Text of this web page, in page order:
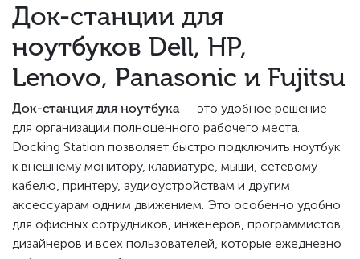
Док-станции для
ноутбуков Dell, HP,
Lenovo, Panasonic и Fujitsu
Док-станция для ноутбука— это удобное решение
для организации полноценного рабочего места.
Docking Station позволяет быстро подключить ноутбук
к внешнему монитору, клавиатуре, мыши, сетевому
кабелю, принтеру, аудиоустройствам и другим
аксессуарам одним движением. Это особенно удобно
для офисных сотрудников, инженеров, программистов,
дизайнеров и всех пользователей, которые ежедневно